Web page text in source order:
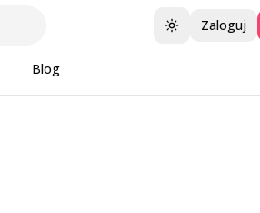
Przełącz motyw
Zaloguj
Blog